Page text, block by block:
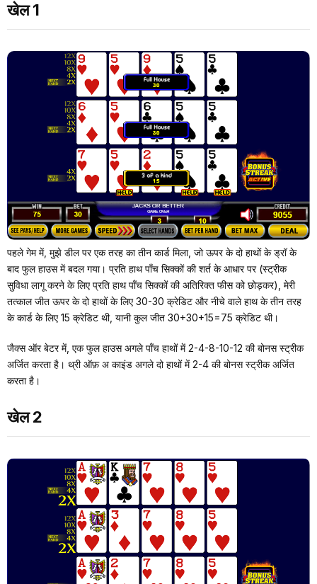
खेल 1
पहले गेम में, मुझे डील पर एक तरह का तीन कार्ड मिला, जो ऊपर के दो हाथों के ड्रॉ के
बाद फुल हाउस में बदल गया। प्रति हाथ पाँच सिक्कों की शर्त के आधार पर (स्ट्रीक
सुविधा लागू करने के लिए प्रति हाथ पाँच सिक्कों की अतिरिक्त फीस को छोड़कर), मेरी
तत्काल जीत ऊपर के दो हाथों के लिए 30-30 क्रेडिट और नीचे वाले हाथ के तीन तरह
के कार्ड के लिए 15 क्रेडिट थी, यानी कुल जीत 30+30+15=75 क्रेडिट थी।
जैक्स ऑर बेटर में, एक फुल हाउस अगले पाँच हाथों में 2-4-8-10-12 की बोनस स्ट्रीक
अर्जित करता है। थ्री ऑफ़ अ काइंड अगले दो हाथों में 2-4 की बोनस स्ट्रीक अर्जित
करता है।
खेल 2